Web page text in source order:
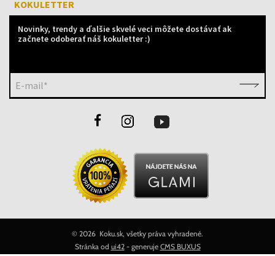
KOKULETTER
Novinky, trendy a ďalšie skvelé veci môžete dostávať ak
začnete odoberať náš kokuletter :)
E-mail*
© 2026 Koku.sk, všetky práva vyhradené.
Stránka od ui42- generuje CMS BUXUS